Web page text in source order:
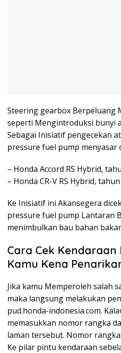
Steering gearbox Berpeluang
seperti Mengintroduksi bunyi
Sebagai Inisiatif pengecekan
pressure fuel pump menyasar
– Honda Accord RS Hybrid,
– Honda CR-V RS Hybrid,
Ke Inisiatif ini Akansegera
pressure fuel pump Lantaran
menimbulkan bau bahan
Cara Cek Kendaraan
Kamu Kena
Jika kamu Memperoleh salah
maka langsung melakukan
pud.honda-indonesia.com.
memasukkan nomor rangka
laman tersebut. Nomor
Ke pilar pintu kendaraan